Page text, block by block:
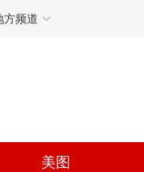
方频道
美图